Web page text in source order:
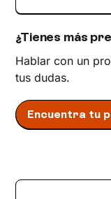
¿Tienes más
Hablar con un
tus dudas.
Encuentra tu